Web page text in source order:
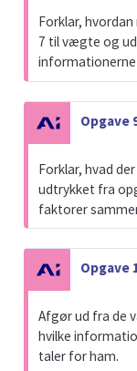
t
e
Forklar,
7 til vægte og
informationerne
N
e
Opgave
Forklar, hvad
udtrykket fra
faktorer
N
e
Opgave
Afgør ud fra de
hvilke
taler for ham.